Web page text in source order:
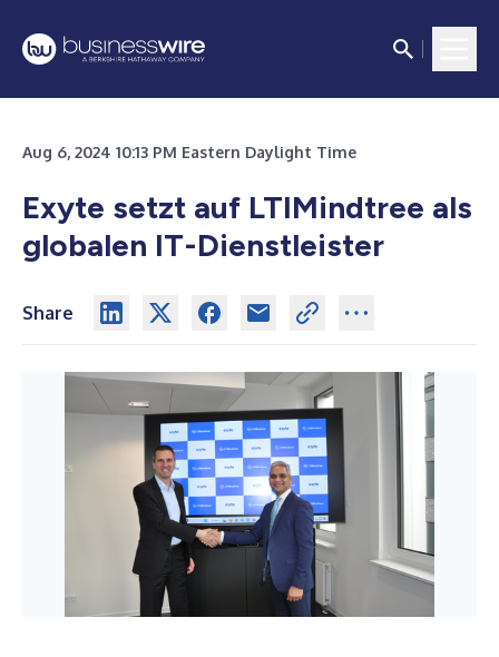
Aug 6, 2024 10:13 PM Eastern Daylight Time
Exyte setzt auf LTIMindtree als
globalen IT-Dienstleister
Share